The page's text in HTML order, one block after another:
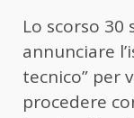
Lo scorso 30
annunciare
tecnico” per
procedere